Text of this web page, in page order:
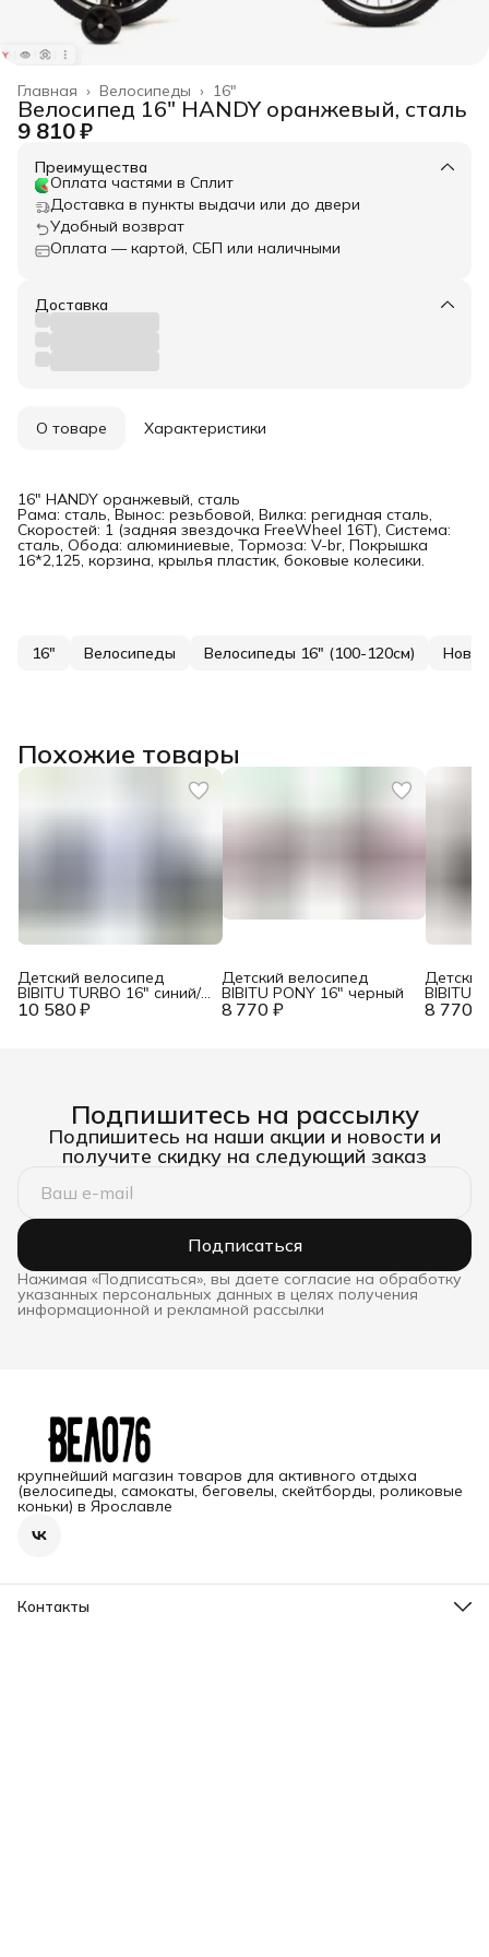
16"
Велосипеды ›
Главная ›
Велосипед 16" HANDY оранжевый, сталь
9 810 ₽
Преимущества
Оплата частями в Сплит
Доставка в пункты выдачи или до двери
Удобный возврат
Оплата — картой, СБП или наличными
Доставка
О товаре Характеристики
16" HANDY оранжевый, сталь
Рама: сталь, Вынос: резьбовой, Вилка: регидная сталь,
Скоростей: 1 (задняя звездочка FreeWheel 16T), Система:
сталь, Обода: алюминиевые, Тормоза: V-br, Покрышка
16*2,125, корзина, крылья пластик, боковые колесики.
16" Велосипеды Велосипеды 16" (100-120см)
Похожие товары
10 580 ₽
Детский велосипед
BIBITU TURBO 16" синий/
белый 8 770 ₽
Детский велосипед
BIBITU PONY 16" черный
8 770 ₽
BIBITU
матовый
Подпишитесь на рассылку
Подпишитесь на наши акции и новости и
получите скидку на следующий заказ
Подписаться
Нажимая «Подписаться», вы даете согласие на обработку
указанных персональных данных в целях получения
информационной и рекламной рассылки
крупнейший магазин товаров для активного отдыха
(велосипеды, самокаты, беговелы, скейтборды, роликовые
коньки) в Ярославле
Контакты